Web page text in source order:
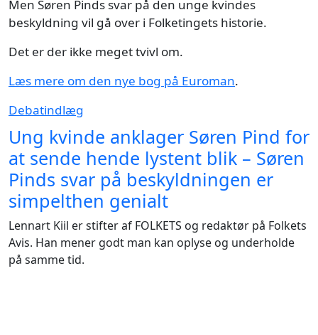
Men Søren Pinds svar på den unge kvindes
beskyldning vil gå over i Folketingets historie.
Det er der ikke meget tvivl om.
Læs mere om den nye bog på Euroman.
Debatindlæg
Ung kvinde anklager Søren Pind for
at sende hende lystent blik – Søren
Pinds svar på beskyldningen er
simpelthen genialt
Lennart Kiil er stifter af FOLKETS og redaktør på Folkets
Avis. Han mener godt man kan oplyse og underholde
på samme tid.